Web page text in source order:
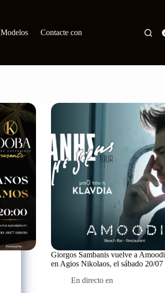
Modelos Contacte con
Giorgos Sambanis vuelve a Amoodi
en Agios Nikolaos, el sábado 20/07
En directo en